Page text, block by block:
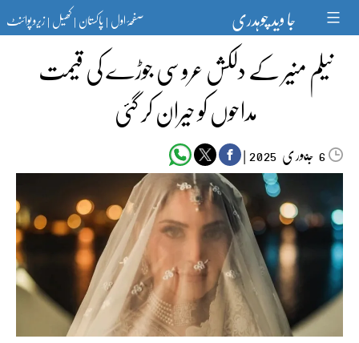
content جا وید چوہدری صفحۂ اول|پاکستان|کھیل|زیرو پوائنٹ
نیلم منیر کے دلکش عروسی جوڑے کی قیمت
مداحوں کو حیران کر گئی
6جنوری‬‮ |